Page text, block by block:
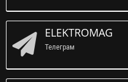
ELEKTROMAG
Телеграм